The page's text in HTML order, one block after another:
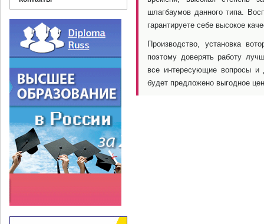
шлагбаумов данного типа.
гарантируете себе высокое
Производство, установка
поэтому доверять работу
все интересующие вопросы
будет предложено выгодное